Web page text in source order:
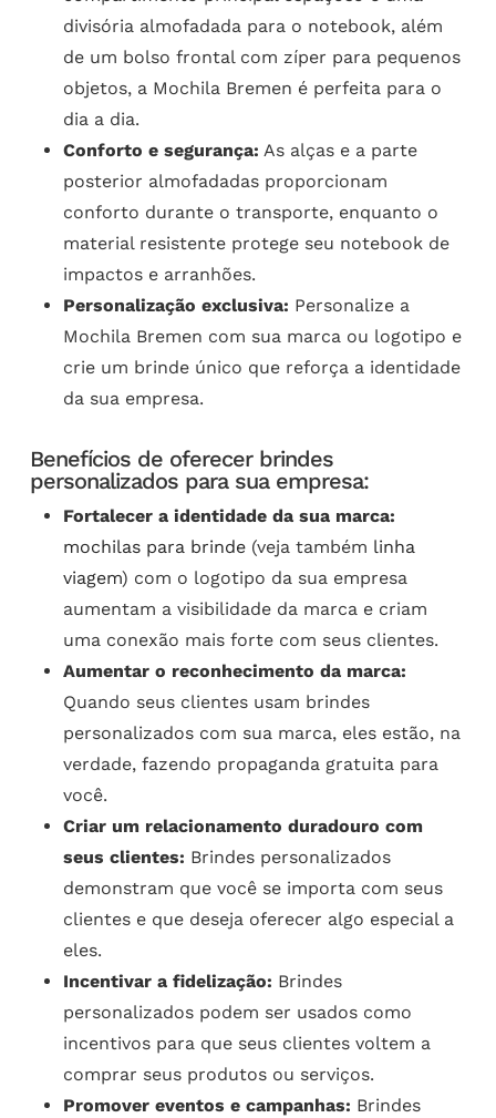
divisória almofadada para o notebook, além
de um bolso frontal com zíper para pequenos
objetos, a Mochila Bremen é perfeita para o
dia a dia.
Conforto e segurança: As alças e a parte
posterior almofadadas proporcionam
conforto durante o transporte, enquanto o
material resistente protege seu notebook de
impactos e arranhões.
Personalização exclusiva: Personalize a
Mochila Bremen com sua marca ou logotipo e
crie um brinde único que reforça a identidade
da sua empresa.
Benefícios de oferecer brindes
personalizados para sua empresa:
Fortalecer a identidade da sua marca:
mochilas para brinde(veja também linha
viagem) com o logotipo da sua empresa
aumentam a visibilidade da marca e criam
uma conexão mais forte com seus clientes.
Aumentar o reconhecimento da marca:
Quando seus clientes usam brindes
personalizados com sua marca, eles estão, na
verdade, fazendo propaganda gratuita para
você.
Criar um relacionamento duradouro com
seus clientes: Brindes personalizados
demonstram que você se importa com seus
clientes e que deseja oferecer algo especial a
eles.
Incentivar a fidelização: Brindes
personalizados podem ser usados como
incentivos para que seus clientes voltem a
comprar seus produtos ou serviços.
Promover eventos e campanhas: Brindes